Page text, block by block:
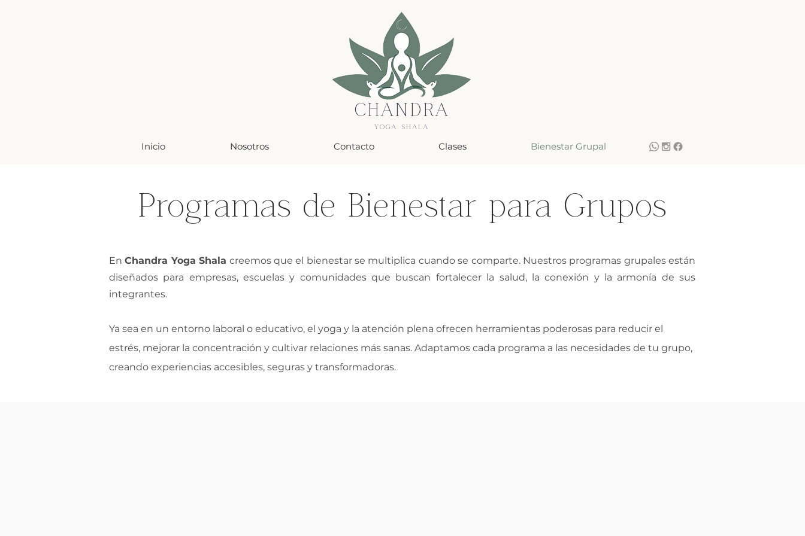
CHANDRA
YOGA SHALA
Inicio Nosotros Contacto Clases Bienestar Grupal
Programas de Bienestar para Grupos
EnChandra Yoga Shala creemos que el bienestar se multiplica cuando se comparte. Nuestros programas grupales están
diseñados para empresas, escuelas y comunidades que buscan fortalecer la salud, la conexión y la armonía de sus
integrantes.
Ya sea en un entorno laboral o educativo, el yoga y la atención plena ofrecen herramientas poderosas para reducir el
estrés, mejorar la concentración y cultivar relaciones más sanas. Adaptamos cada programa a las necesidades de tu grupo,
creando experiencias accesibles, seguras y transformadoras.